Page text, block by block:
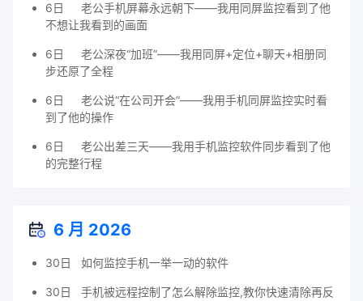
6日
老公手机屏幕永远朝下——我用同屏监控看到了他
不想让我看到的画面
6日
老公深夜“加班”——我用同屏+定位+聊天+相册同
步还原了全程
6日
老公说“在公司开会”——我用手机同屏监控实时看
到了他的操作
6日
老公出差三天——我用手机监控软件同步看到了他
的完整行程
6 月 2026
30日 如何监控手机一举一动的软件
30日
手机被远程控制了怎么解除监控,教你快速清除再反